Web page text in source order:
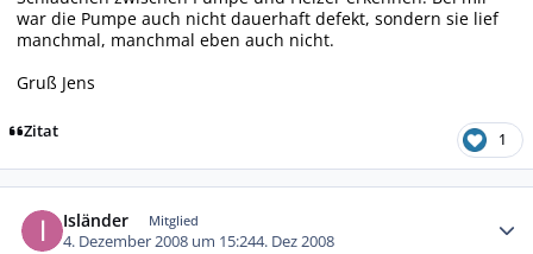
war die Pumpe auch nicht dauerhaft defekt, sondern sie lief
manchmal, manchmal eben auch nicht.
Gruß Jens
Zitat 1
Isländer Mitglied
4. Dezember 2008 um 15:244. Dez 2008